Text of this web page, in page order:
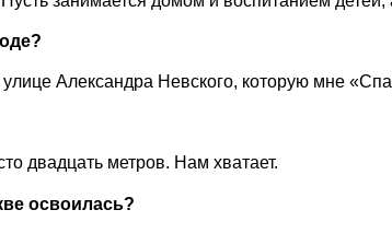
Александра Невского, которую мне
двадцать метров. Нам хватает.
освоилась?